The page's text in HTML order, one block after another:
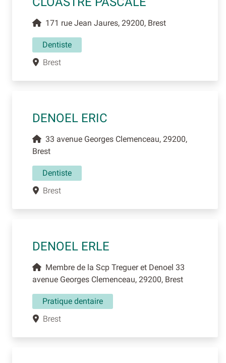
171 rue Jean Jaures, 29200, Brest
Dentiste
Brest
DENOEL ERIC
33 avenue Georges Clemenceau, 29200,
Brest
Dentiste
Brest
DENOEL ERLE
Membre de la Scp Treguer et Denoel 33
avenue Georges Clemenceau, 29200, Brest
Pratique dentaire
Brest